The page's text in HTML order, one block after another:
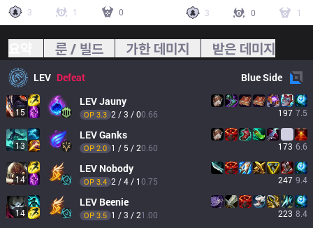
3
1 0
3
0 1
룬 / 빌드 가한 데미지 받은 데미지
LEV Defeat BlueSide
15
LEVJauny
OP 3.3 2 / 3 / 00.66 197 7.5
13
LEVGanks
OP 2.0 1 / 5 / 20.60 173 6.6
14
LEV Nobody
OP 3.4 2 / 4 / 10.75 247 9.4
14
LEV Beenie
OP 3.5 1 / 3 / 21.00 223 8.4